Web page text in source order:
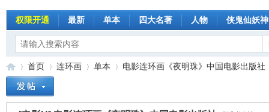
权限开通 最新 单本 四大名著 人物 侠鬼仙妖神
首页 连环画 单本 电影连环画《夜明珠》中国电影出版社